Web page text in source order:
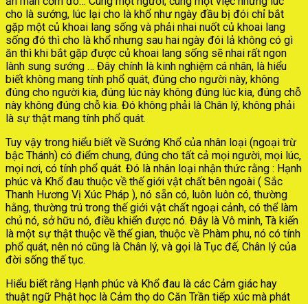
cho là sướng, lúc lại cho là khổ như ngày đầu bị đói chỉ bắt
gặp một củ khoai lang sống và phải nhai nuốt củ khoai lang
sống đó thì cho là khổ nhưng sau hai ngày đói lả không có gì
ăn thì khi bắt gặp được củ khoai lang sống sẽ nhai rất ngon
lành sung sướng … Đây chính là kinh nghiệm cá nhân, là hiểu
biết không mang tính phổ quát, đúng cho người này, không
đúng cho người kia, đúng lúc này không đúng lúc kia, đúng chỗ
này không đúng chỗ kia. Đó không phải là Chân lý, không phải
là sự thật mang tính phổ quát.
Tuy vậy trong hiểu biết về Sướng Khổ của nhân loại (ngoại trừ
bậc Thánh) có điểm chung, đúng cho tất cả mọi người, mọi lúc,
mọi nơi, có tính phổ quát. Đó là nhân loại nhận thức rằng : Hạnh
phúc và Khổ đau thuộc về thế giới vật chất bên ngoài ( Sắc
Thanh Hương Vị Xúc Pháp ), nó sẵn có, luôn luôn có, thường
hằng, thường trú trong thế giới vật chất ngoại cảnh, có thể làm
chủ nó, sở hữu nó, điều khiển được nó. Đây là Vô minh, Tà kiến
là một sự thật thuộc về thế gian, thuộc về Phàm phu, nó có tính
phổ quát, nên nó cũng là Chân lý, và gọi là Tục đế, Chân lý của
đời sống thế tục.
Hiểu biết rằng Hạnh phúc và Khổ đau là các Cảm giác hay
thuật ngữ Phật học là Cảm thọ do Căn Trần tiếp xúc mà phát